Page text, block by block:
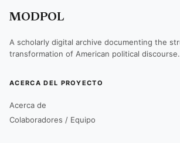
MODPOL
A scholarly digital archive documenting the
transformation of American political discourse.
ACERCA DEL PROYECTO
Acerca de
Colaboradores / Equipo